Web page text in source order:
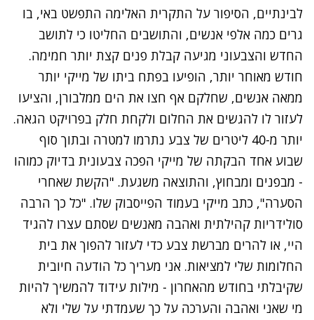
לבינתיים, הסיפור על התקרית האלימה התפשט באי, בו
גרים כמה אלפי אנשים, והתושבים החליטו כי לתושב
החדש והצבעוני מגיעה קבלת פנים קצת יותר חמימה.
חודש מאוחר יותר, הופיעו בפתח ביתו של מייקי יותר
ממאה אנשים, שחלקם אף חצו את הים ממלבורן, והציעו
לעזור לו להגשים את החלום ולקחת חלק בפרויקט הגאה.
יותר מ-40 ליטרים של צבע נתרמו למטרה ובתוך סוף
שבוע אחד הבקתה של מייקי הפכה צבעונית בדיוק כמוהו
- מבפנים ומבחוץ, והתוצאה משגעת. "הקשת שאחרי
הסערה", כתב מייקי בעמוד הפייסבוק שלו. "כל כך הרבה
סולידריות קהילתית ואהבה מאנשים שסתם עצרו להגיד
היי, או להרים מברשת צבע כדי לעזור להפוך את בית
החלומות שלי למציאות. אני מעריך כל הודעה חיובית
שקיבלתי בחודש מהאחרון - מילות עידוד להמשיך להיות
מי שאני ואהבה והערכה על כך שעמדתי על שלי ולא